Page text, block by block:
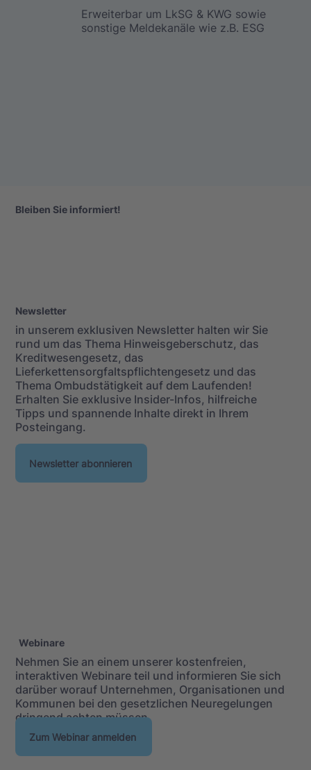
Erweiterbar um LkSG & KWG sowie
sonstige Meldekanäle wie z.B. ESG
Newsletter
in unserem exklusiven Newsletter halten wir Sie
rund um das Thema Hinweisgeberschutz, das
Kreditwesengesetz, das
Lieferkettensorgfaltspflichtengesetz und das
Thema Ombudstätigkeit auf dem Laufenden!
Erhalten Sie exklusive Insider-Infos, hilfreiche
Tipps und spannende Inhalte direkt in Ihrem
Posteingang.
Newsletter abonnieren
Webinare
Nehmen Sie an einem unserer kostenfreien,
interaktiven Webinare teil und informieren Sie sich
darüber worauf Unternehmen, Organisationen und
Kommunen bei den gesetzlichen Neuregelungen
dringend achten müssen.
Zum Webinar anmelden
Bleiben Sie informiert!